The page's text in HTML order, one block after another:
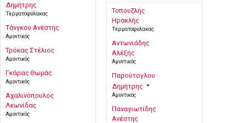
Δημήτρης
Τερματοφύλακας
Τάνγκου Ανέστης
Αμυντικός
Τρόκας Στέλιος
Αμυντικός
Γκάρας Θωμάς
Αμυντικός
Αχαλινόπουλος
Λεωνίδας
Αμυντικός
Τοπουζλής
Ηρακλής
Τερματοφύλακας
Αντωνιάδης
Αλέξης
Αμυντικός
Παρούτογλου
Δημήτρης
Αμυντικός
Παναγιωτίδης
Ανέστης